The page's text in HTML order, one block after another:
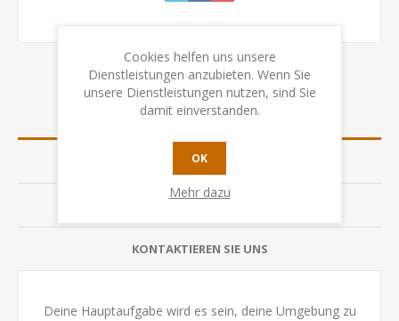
ÜBERSICHT
SPEZIFIKATION
KONTAKTIEREN SIE UNS
Deine Hauptaufgabe wird es sein, deine Umgebung zu
Cookies helfen uns unsere
Dienstleistungen anzubieten. Wenn Sie
unsere Dienstleistungen nutzen, sind Sie
damit einverstanden.
OK
Mehr dazu